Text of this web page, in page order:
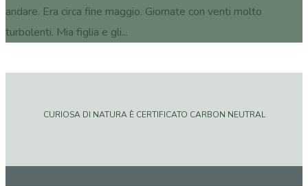
andare. Era circa fine maggio. Giornate con venti molto
turbolenti. Mia figlia e gli...
CURIOSA DI NATURA È CERTIFICATO CARBON NEUTRAL